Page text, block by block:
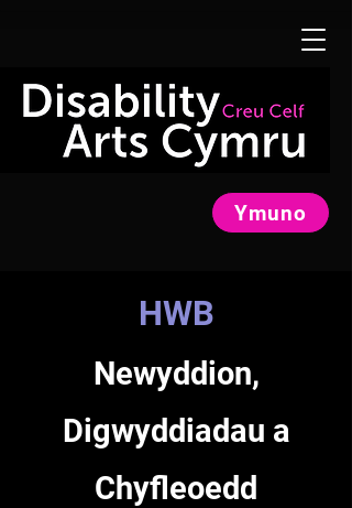
Ymuno
HWB
Newyddion,
Digwyddiadau a
Chyfleoedd